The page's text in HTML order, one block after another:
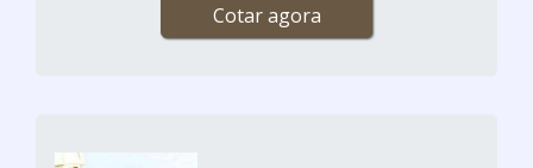
Cotar agora